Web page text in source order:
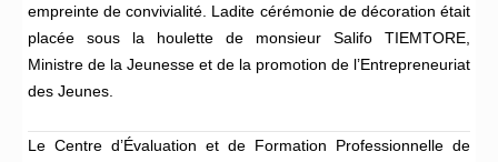
empreinte de convivialité. Ladite cérémonie de décoration était
placée sous la houlette de monsieur Salifo TIEMTORE,
Ministre de la Jeunesse et de la promotion de l’Entrepreneuriat
des Jeunes.
Le Centre d’Évaluation et de Formation Professionnelle de